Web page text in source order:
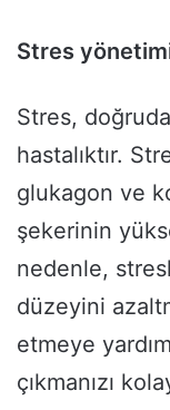
Stres
Stres,
hastalıktır.
glukagon ve
şekerinin
nedenle,
düzeyini
etmeye
çıkmanızı